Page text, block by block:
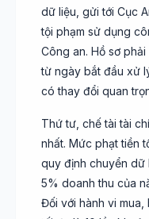
dữ liệu, gửi tới Cục
tội phạm sử dụng
Công an. Hồ sơ
từ ngày bắt đầu xử
có thay đổi quan
Thứ tư, chế tài tài
nhất. Mức phạt tiền
quy định chuyển dữ
5% doanh thu của
Đối với hành vi